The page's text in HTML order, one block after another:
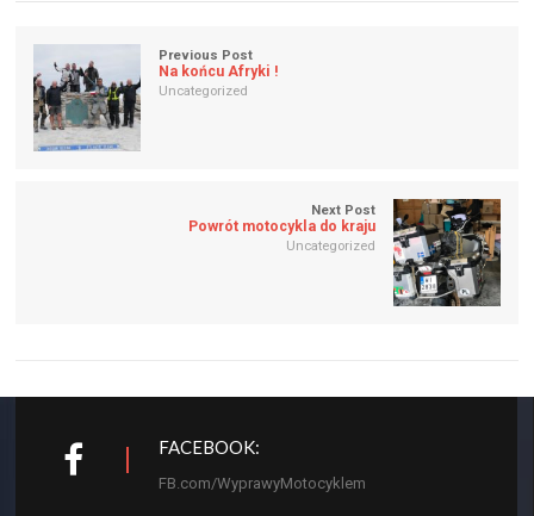
Previous Post
Na końcu Afryki !
Uncategorized
Next Post
Powrót motocykla do kraju
Uncategorized
FACEBOOK:
FB.com/WyprawyMotocyklem